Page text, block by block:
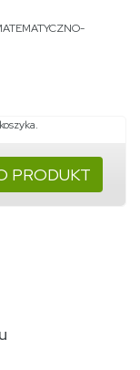
PRODUKT